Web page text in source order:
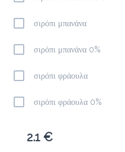
σιρόπι μπανάνα
σιρόπι μπανάνα 0%
σιρόπι φράουλα
σιρόπι φράουλα 0%
2.1 €